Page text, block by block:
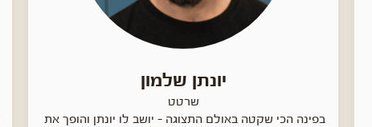
יונתן שלמון
שרטט
בפינה הכי שקטה באולם התצוגה - יושב לו יונתן והופך את